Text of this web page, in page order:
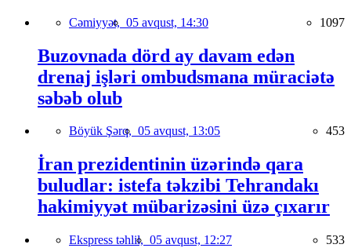
Cəmiyyət, 05 avqust, 14:30 1097
Buzovnada dörd ay davam edən
drenaj işləri ombudsmana müraciətə
səbəb olub
Böyük Şərq, 05 avqust, 13:05 453
İran prezidentinin üzərində qara
buludlar: istefa təkzibi Tehrandakı
hakimiyyət mübarizəsini üzə çıxarır
Ekspress təhlil, 05 avqust, 12:27 533